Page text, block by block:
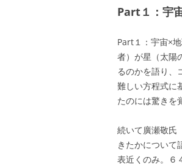
Part１：宇
Part１：宇宙×
者）が星（太陽
るのかを語り、
難しい方程式に
たのには驚きを
続いて廣瀬敬氏
きたかについて
表近くのみ。６